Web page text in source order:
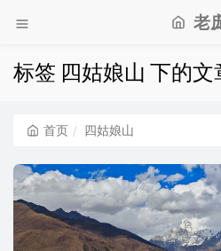
老
标签 四姑娘山 下的文
首页 四姑娘山